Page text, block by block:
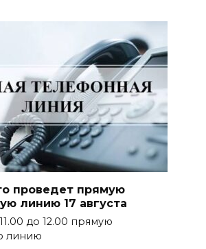
проведет прямую
линию 17 августа
11.00 до 12.00 прямую
линию